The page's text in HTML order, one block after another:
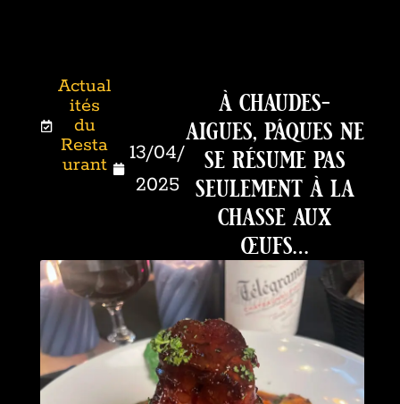
Actual
ités
du
Resta
urant
13/04/
2025
à chaudes-
aigues, pâques ne
se résume pas
seulement à la
chasse aux
œufs…